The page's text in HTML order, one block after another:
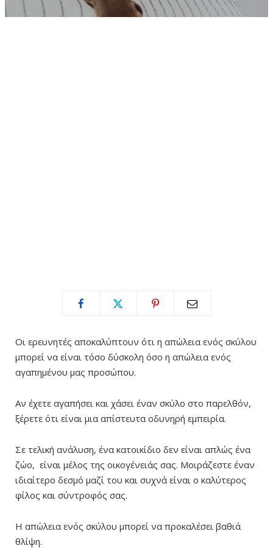
Οι ερευνητές αποκαλύπτουν ότι η απώλεια ενός σκύλου
μπορεί να είναι τόσο δύσκολη όσο η απώλεια ενός
αγαπημένου μας προσώπου.
Αν έχετε αγαπήσει και χάσει έναν σκύλο στο παρελθόν,
ξέρετε ότι είναι μια απίστευτα οδυνηρή εμπειρία.
Σε τελική ανάλυση, ένα κατοικίδιο δεν είναι απλώς ένα
ζώο, είναι μέλος της οικογένειάς σας. Μοιράζεστε έναν
ιδιαίτερο δεσμό μαζί του και συχνά είναι ο καλύτερος
φίλος και σύντροφός σας.
Η απώλεια ενός σκύλου μπορεί να προκαλέσει βαθιά
θλίψη.